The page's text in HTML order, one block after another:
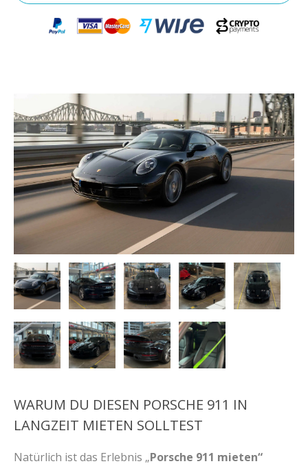
WARUM DU DIESEN PORSCHE 911 IN
LANGZEIT MIETEN SOLLTEST
Natürlich ist das Erlebnis „Porsche 911 mieten“